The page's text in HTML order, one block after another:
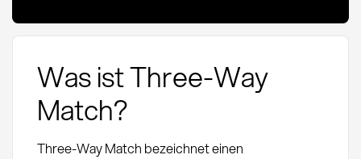
Was ist Three-Way
Match?
Three-Way Match bezeichnet einen